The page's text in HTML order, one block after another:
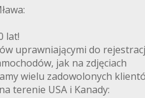
lat!
uprawniającymi do
jak na zdjęciach
wielu zadowolonych
terenie USA i Kanady: